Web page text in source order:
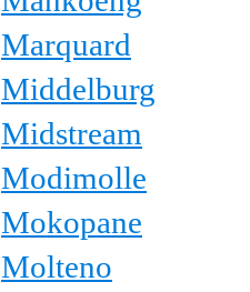
Marquard
Middelburg
Midstream
Modimolle
Mokopane
Molteno